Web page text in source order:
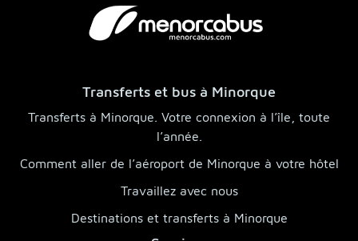
Transferts et bus à Minorque
Transferts à Minorque. Votre connexion à l’île, toute
l’année.
Comment aller de l’aéroport de Minorque à votre hôtel
Travaillez avec nous
Destinations et transferts à Minorque